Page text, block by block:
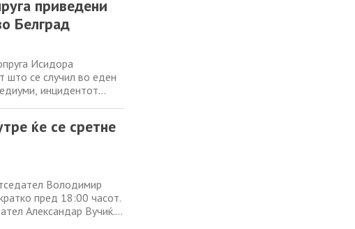
приведени
Белград
Исидора
што се случил во еден
инцидентот
ќе се сретне
Володимир
пред 18:00 часот.
Александар Вучиќ.